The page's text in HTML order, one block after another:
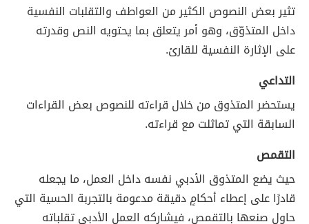
تثير بعض النصوص الكثير من العواطف والتقلبات النفسية
داخل المتذوّق، وهو أمر يتعلق بما يحتويه النص وقدرته
على الإثارة النفسية للقارئ.
التداعي
يستحضر المتذوق من خلال قراءته للنصوص بعض القراءات
السابقة التي تماثلت مع قراءته.
التقمص
حيث يضع المتذوق الأدبي نفسه داخل العمل، ما يجعله
قادرًا على إعطاء أحكامٍ دقيقة مدعومة بالتجربة الحسية التي
حاول صنعها بالتقمص، فيشاركه العمل الأدبي تقلباته